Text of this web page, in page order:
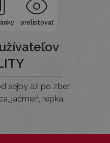
prelistovať
sejby až po zber
jačmeň, repka,